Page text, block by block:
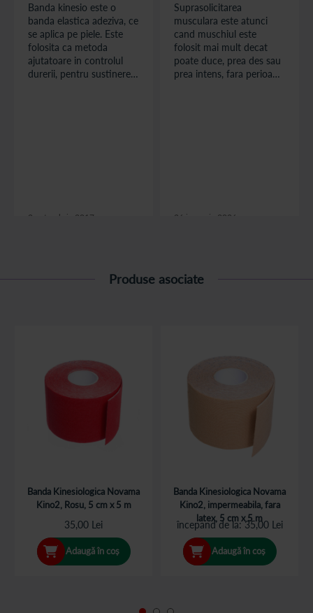
Banda kinesio este o
banda elastica adeziva, ce
se aplica pe piele. Este
folosita ca metoda
ajutatoare in controlul
durerii, pentru sustinerea
2 octombrie 2017
Suprasolicitarea
musculara este atunci
cand muschiul este
folosit mai mult decat
poate duce, prea des sau
prea intens, fara perioada
26 ianuarie 2026
Produse asociate
Banda Kinesiologica Novama
Kino2, Rosu, 5 cm x 5 m
35,00 Lei
Adaugă în coș
Banda Kinesiologica Novama
Kino2, impermeabila, fara
latex, 5 cm x 5 m
începand de la 35,00 Lei
Adaugă în coș